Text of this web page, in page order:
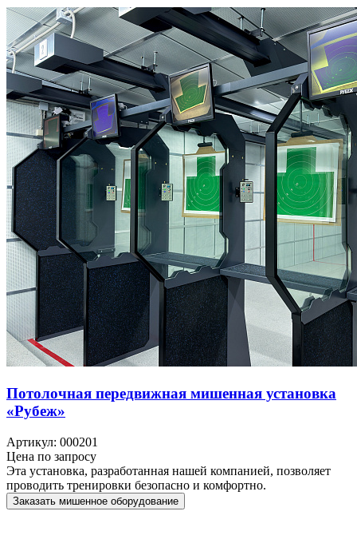
Потолочная передвижная мишенная установка
«Рубеж»
Артикул: 000201
Цена по запросу
Эта установка, разработанная нашей компанией, позволяет
проводить тренировки безопасно и комфортно.
Заказать мишенное оборудование